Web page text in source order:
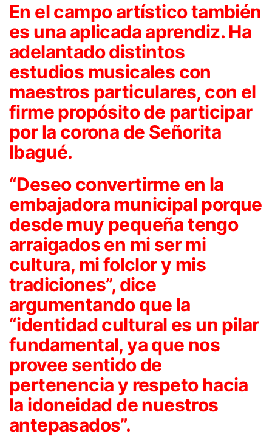
En el campo artístico también
es una aplicada aprendiz. Ha
adelantado distintos
estudios musicales con
maestros particulares, con el
firme propósito de participar
por la corona de Señorita
Ibagué.
“Deseo convertirme en la
embajadora municipal porque
desde muy pequeña tengo
arraigados en mi ser mi
cultura, mi folclor y mis
tradiciones”, dice
argumentando que la
“identidad cultural es un pilar
fundamental, ya que nos
provee sentido de
pertenencia y respeto hacia
la idoneidad de nuestros
antepasados”.